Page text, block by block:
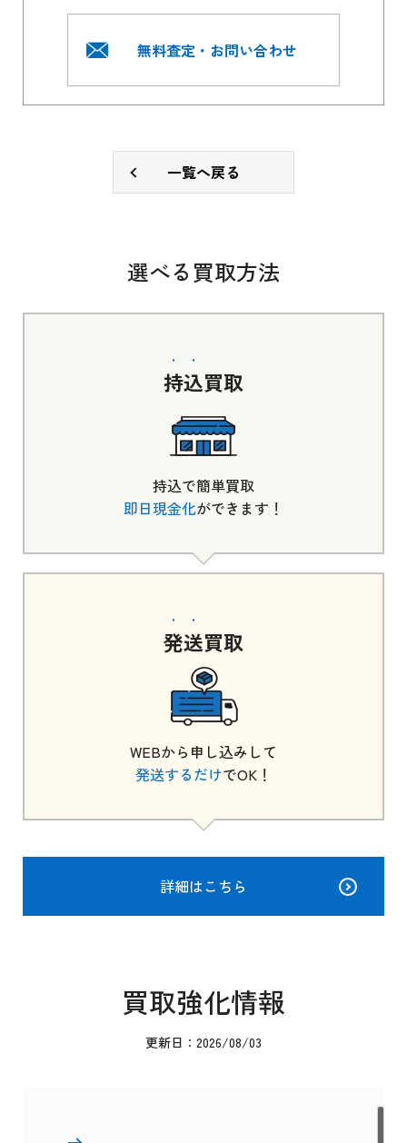
無料査定・お問い合わせ
一覧へ戻る
選べる買取方法
持込買取
持込で簡単買取
即日現金化ができます！
発送買取
WEBから申し込みして
発送するだけでOK！
詳細はこちら
買取強化情報
更新日：2026/08/03